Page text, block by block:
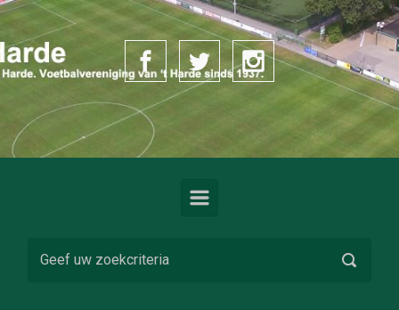
Spring naar de hoofdinhoud